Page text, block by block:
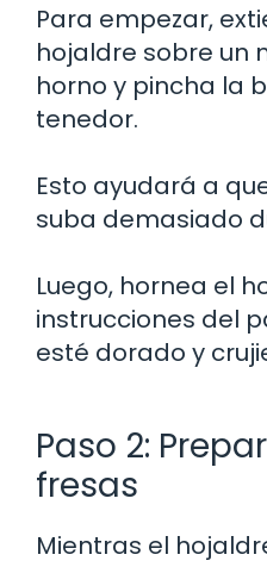
Para empezar,
hojaldre sobre un
horno y pincha la
tenedor.
Esto ayudará a
suba demasiado
Luego, hornea el
instrucciones del
esté dorado y
Paso 2:
fresas
Mientras el